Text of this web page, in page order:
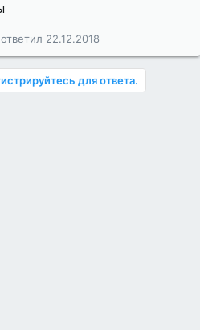
22.12.2018
для ответа.